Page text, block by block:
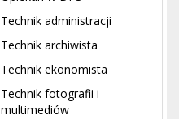
Technik administracji
Technik archiwista
Technik ekonomista
Technik fotografii i
multimediów